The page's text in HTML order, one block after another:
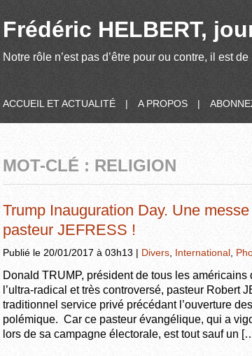
Frédéric HELBERT,
Notre rôle n’est pas d’être pour ou contre, il est
ACCUEIL ET ACTUALITÉ | A PROPOS |
MOT-CLÉ : RELIGION
Trump Inauguration Day. Une
pasteur JEFRESS !
Publié le 20/01/2017 à 03h13 | Divers International
Donald TRUMP, président de tous les américains
l’ultra-radical et très controversé, pasteur Robert
traditionnel service privé précédant l’ouverture
polémique. Car ce pasteur évangélique, qui a
lors de sa campagne électorale, est tout sauf un